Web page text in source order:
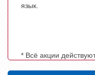
язык.